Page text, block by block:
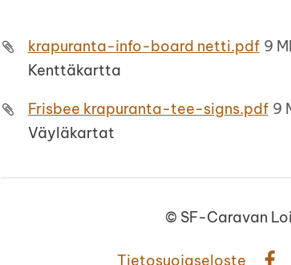
krapuranta-info-board netti.pdf 9
Kenttäkartta
Frisbee krapuranta-tee-signs.pdf 9
Väyläkartat
© SF-Caravan
Tietosuojaseloste